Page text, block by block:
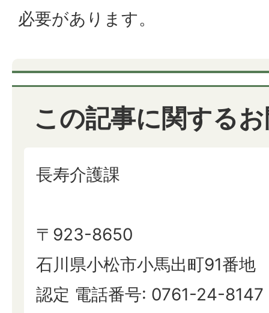
必要があります。
この記事に関する
長寿介護課
〒923-8650
石川県小松市小馬出町91番地
認定 電話番号: 0761-24-